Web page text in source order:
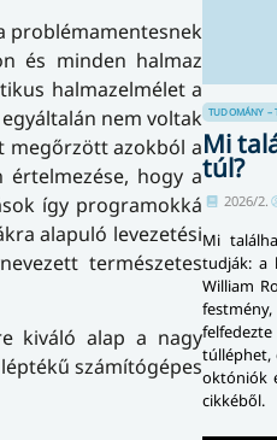
prob­lé­ma­men­tes­nek
és minden halmaz
halmazelmélet a
nem voltak
megőrzött azokból a
hogy a
így programokká
alapuló levezetési
természetes
kiváló alap a nagy
számítógépes
TUDOMÁNY –
Mi
túl?
2026/2.
Mi
tudják: a
William
túlléphet,
októniók
cikkéből.